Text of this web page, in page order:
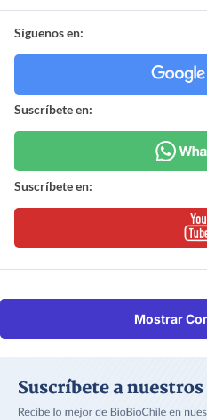
Síguenos en:
Suscríbete en:
Suscríbete en:
Mostrar